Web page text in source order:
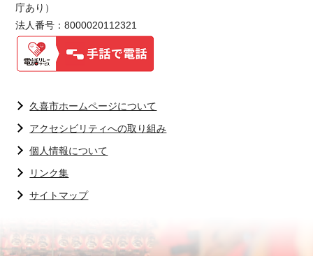
庁あり）
法人番号：8000020112321
久喜市ホームページについて
アクセシビリティへの取り組み
個人情報について
リンク集
サイトマップ